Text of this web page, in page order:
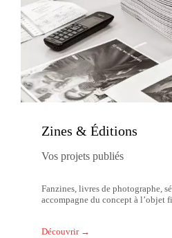
Zines & Éditions
Vos projets publiés
Fanzines, livres de photographe,
accompagne du concept à l’objet
Découvrir →